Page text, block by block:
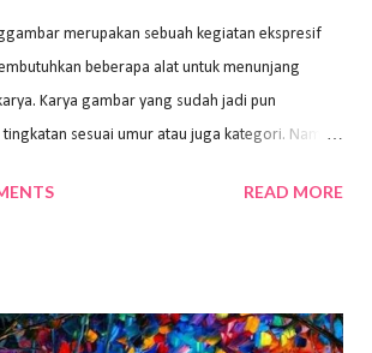
merupakan sebuah kegiatan ekspresif
beberapa alat untuk menunjang
Karya gambar yang sudah jadi pun
sesuai umur atau juga kategori. Namun,
dilihat. Peran alat dan bahan sangat
sesuai jenisnya. Berikut peralatan
READ MORE